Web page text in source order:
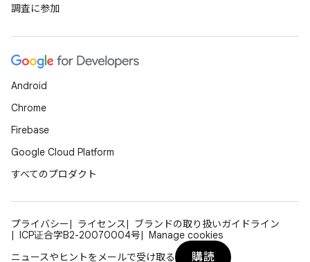
調査に参加
Android
Chrome
Firebase
Google Cloud Platform
すべてのプロダクト
プライバシー ライセンス
ブランドの取り扱いガイドライン
ICP证合字B2-20070004号
Manage cookies
ニュースやヒントをメールで受け取る
購読